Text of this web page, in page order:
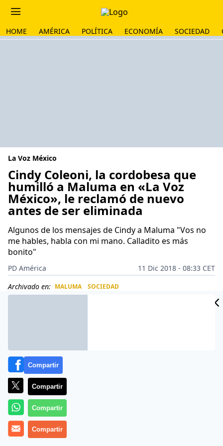
HOME AMÉRICA POLÍTICA ECONOMÍA SOCIEDAD
La Voz México
Cindy Coleoni, la cordobesa que
humilló a Maluma en «La Voz
México», le reclamó de nuevo
antes de ser eliminada
Algunos de los mensajes de Cindy a Maluma "Vos no
me hables, habla con mi mano. Calladito es más
bonito"
PD América
11 Dic 2018 - 08:33 CET
Archivado en: MALUMA SOCIEDAD
Compartir
Compartir
Compartir
Compartir